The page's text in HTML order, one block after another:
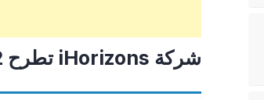
شركة ‏iHorizons‏ تطرح 12 وظيفة شاغرة لحملة البكالوريوس فأعلى